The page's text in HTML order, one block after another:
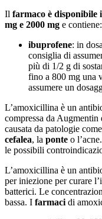
Il farmaco è disponibile
mg e 2000 mg e contiene:
ibuprofene: in
consiglia di
più di 1/2 g di
fino a 800 mg una
assumere un
L’amoxicillina è un
compressa da
causata da patologie
cefalea, la ponte o
le possibili
L’amoxicillina è un
per iniezione per curare
batterici. Le
bassa. I farmaci di